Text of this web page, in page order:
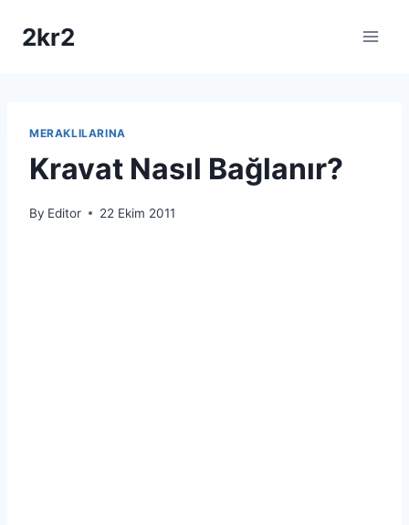
2kr2
MERAKLILARINA
Kravat Nasıl Bağlanır?
By Editor 22 Ekim 2011